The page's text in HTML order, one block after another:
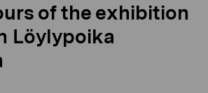
of the exhibition
Löylypoika